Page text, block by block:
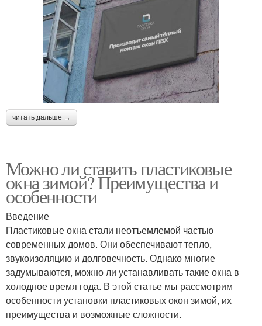
читать дальше →
Можно ли ставить пластиковые
окна зимой? Преимущества и
особенности
Введение
Пластиковые окна стали неотъемлемой частью
современных домов. Они обеспечивают тепло,
звукоизоляцию и долговечность. Однако многие
задумываются, можно ли устанавливать такие окна в
холодное время года. В этой статье мы рассмотрим
особенности установки пластиковых окон зимой, их
преимущества и возможные сложности.